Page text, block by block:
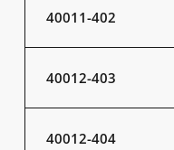
40011-402
40012-403
40012-404